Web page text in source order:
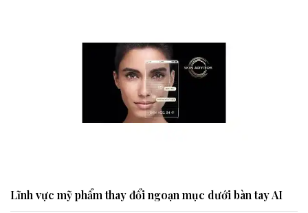
Lĩnh vực mỹ phẩm thay đổi ngoạn mục dưới bàn tay AI